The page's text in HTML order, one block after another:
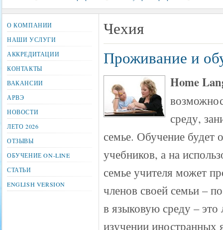
Чехия
Проживание и
Home
среду,
семье. Обучение будет
учебников, а на
семье учителя может
членов своей семьи –
в языковую среду – это
изучении иностранных
О КОМПАНИИ
НАШИ УСЛУГИ
АККРЕДИТАЦИИ
КОНТАКТЫ
ВАКАНСИИ
АРВЭ
НОВОСТИ
ЛЕТО 2026
ОТЗЫВЫ
ОБУЧЕНИЕ ON-LINE
СТАТЬИ
ENGLISH VERSION